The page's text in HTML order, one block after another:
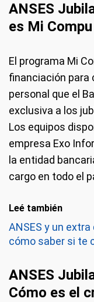
ANSES
es Mi Compu
El programa Mi
financiación para
personal que el
exclusiva a los
Los equipos
empresa Exo
la entidad
cargo en todo el
Leé también
ANSES y un
cómo saber si te
ANSES
Cómo es el